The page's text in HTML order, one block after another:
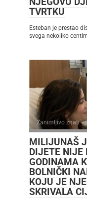
TVRTKU
Esteban je prestao
svega nekoliko
Zanimljivo znati
MILIJUNAŠ
DIJETE NIJE
GODINAMA
BOLNIČKI
KOJU JE
SKRIVALA